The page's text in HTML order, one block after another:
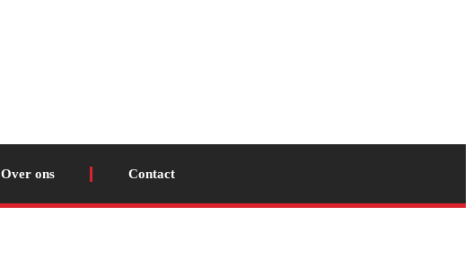
Over ons Contact